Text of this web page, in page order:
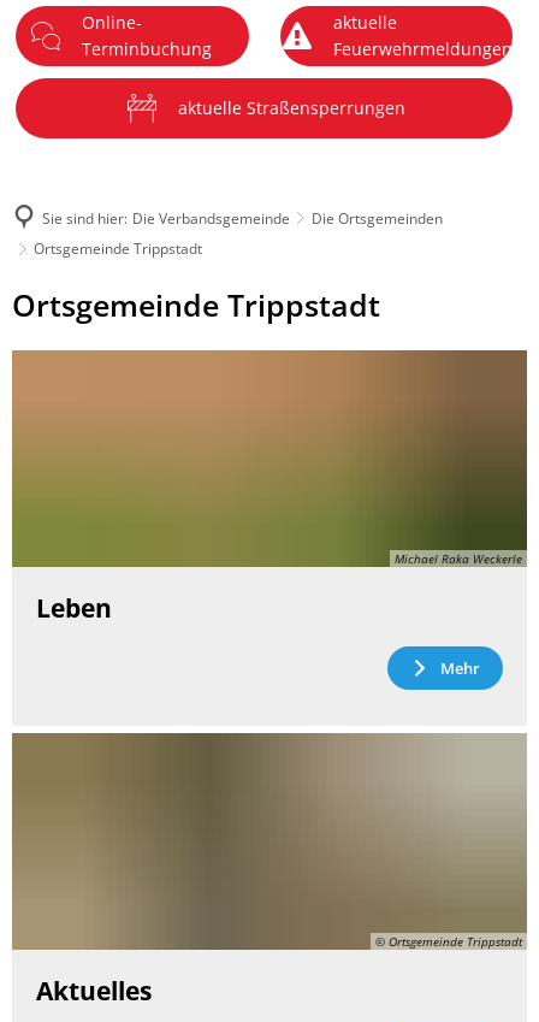
Menü
Online-
Terminbuchung
aktuelle
Feuerwehrmeldungen
aktuelle Straßensperrungen
Sie sind hier: Die Verbandsgemeinde
Die Ortsgemeinden
Ortsgemeinde Trippstadt
Ortsgemeinde
Trippstadt
Ortsgemeinde Trippstadt
Michael Raka Weckerle
Leben
Mehr
© Ortsgemeinde Trippstadt
Aktuelles